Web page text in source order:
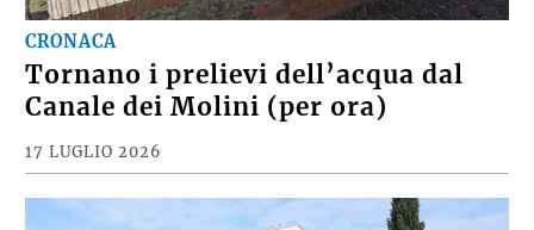
CRONACA
Tornano i prelievi dell’acqua dal
Canale dei Molini (per ora)
17 LUGLIO 2026